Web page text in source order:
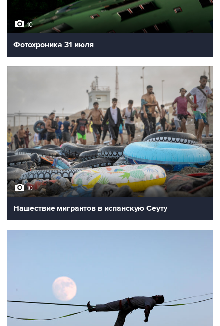
10
Фотохроника 31 июля
10
Нашествие мигрантов в испанскую Сеуту